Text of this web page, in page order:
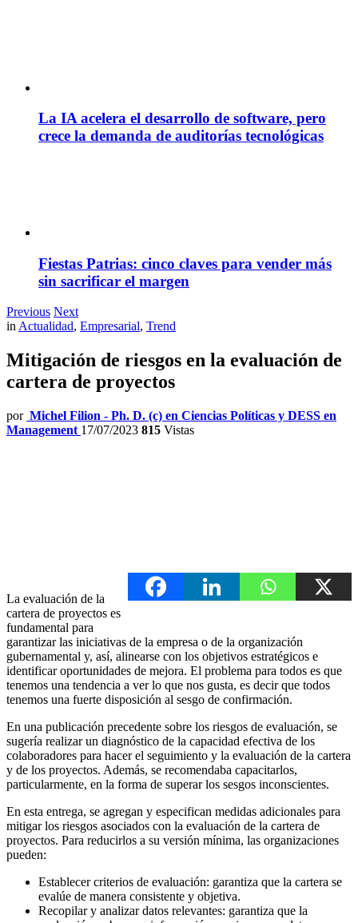
La IA acelera el desarrollo de software, pero
crece la demanda de auditorías tecnológicas
Fiestas Patrias: cinco claves para vender más
sin sacrificar el margen
Previous Next
inActualidad, Empresarial, Trend
Mitigación de riesgos en la evaluación de
cartera de proyectos
por Michel Filion - Ph. D. (c) en Ciencias Políticas y DESS en
Management 17/07/2023 815 Vistas
La evaluación de la
cartera de proyectos es
fundamental para
garantizar las iniciativas de la empresa o de la organización
gubernamental y, así, alinearse con los objetivos estratégicos e
identificar oportunidades de mejora. El problema para todos es que
tenemos una tendencia a ver lo que nos gusta, es decir que todos
tenemos una fuerte disposición al sesgo de confirmación.
En una publicación precedente sobre los riesgos de evaluación, se
sugería realizar un diagnóstico de la capacidad efectiva de los
colaboradores para hacer el seguimiento y la evaluación de la cartera
y de los proyectos. Además, se recomendaba capacitarlos,
particularmente, en la forma de superar los sesgos inconscientes.
En esta entrega, se agregan y especifican medidas adicionales para
mitigar los riesgos asociados con la evaluación de la cartera de
proyectos. Para reducirlos a su versión mínima, las organizaciones
pueden:
Establecer criterios de evaluación: garantiza que la cartera se
evalúe de manera consistente y objetiva.
Recopilar y analizar datos relevantes: garantiza que la